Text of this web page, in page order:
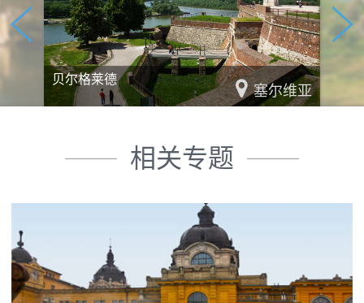
贝尔格莱德
塞尔维亚
相关专题